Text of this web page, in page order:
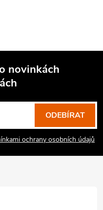
novinkách
ochrany osobních údajů
ODEBÍRAT